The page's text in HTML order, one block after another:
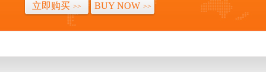
立即购买 >> BUY NOW >>